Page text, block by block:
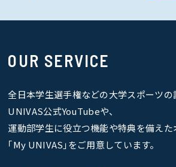
OUR SERVICE
全日本学生選手権などの大学スポーツの
UNIVAS公式YouTubeや、
運動部学生に役立つ機能や特典を備え
｢My UNIVAS｣をご用意しています。